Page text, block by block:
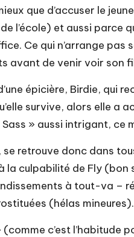
que d’accuser le
l’école) et aussi parce
Ce qui n’arrange pas
avant de venir voir son
épicière, Birdie, qui
survive, alors elle a
» aussi intrigant,
se retrouve donc dans
culpabilité de Fly (bon
à tout-va –
(hélas
c’est l’habitude